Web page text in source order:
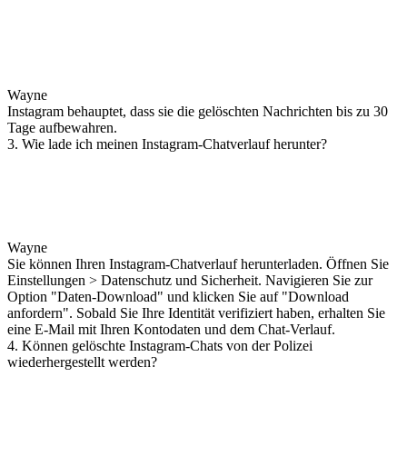
Wayne
Instagram behauptet, dass sie die gelöschten Nachrichten bis zu 30
Tage aufbewahren.
3. Wie lade ich meinen Instagram-Chatverlauf herunter?
Wayne
Sie können Ihren Instagram-Chatverlauf herunterladen. Öffnen Sie
Einstellungen > Datenschutz und Sicherheit. Navigieren Sie zur
Option "Daten-Download" und klicken Sie auf "Download
anfordern". Sobald Sie Ihre Identität verifiziert haben, erhalten Sie
eine E-Mail mit Ihren Kontodaten und dem Chat-Verlauf.
4. Können gelöschte Instagram-Chats von der Polizei
wiederhergestellt werden?